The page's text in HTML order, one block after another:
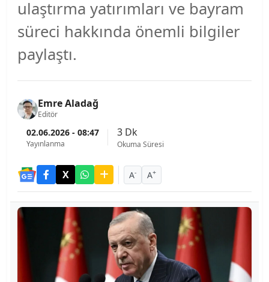
ulaştırma yatırımları ve bayram
süreci hakkında önemli bilgiler
paylaştı.
Emre Aladağ
Editör
02.06.2026 - 08:47
Yayınlanma
3 Dk
Okuma Süresi
A- A+